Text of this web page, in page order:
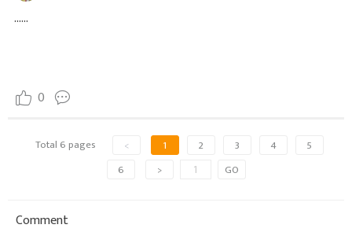
......
0
Total 6 pages < 1 2 3 4
5
6
> GO
Comment